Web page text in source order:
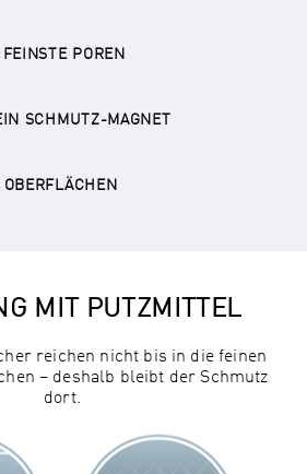
POREN
SCHMUTZ-MAGNET
MIT PUTZMITTEL
reichen nicht bis in die feinen
– deshalb bleibt der Schmutz
dort.